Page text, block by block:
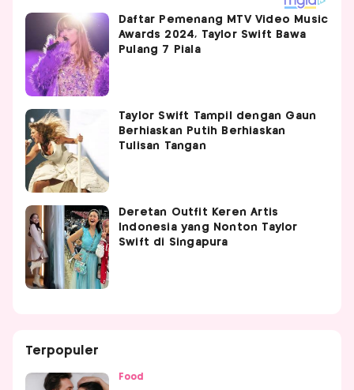
Daftar Pemenang MTV Video Music
Awards 2024, Taylor Swift Bawa
Pulang 7 Piala
Taylor Swift Tampil dengan Gaun
Berhiaskan Putih Berhiaskan
Tulisan Tangan
Deretan Outfit Keren Artis
Indonesia yang Nonton Taylor
Swift di Singapura
Terpopuler
Food